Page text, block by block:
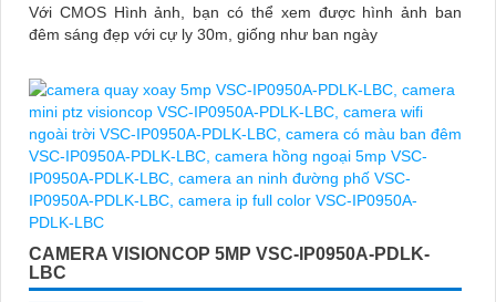
Với CMOS Hình ảnh, bạn có thể xem được hình ảnh ban
đêm sáng đẹp với cự ly 30m, giống như ban ngày
CAMERA VISIONCOP 5MP VSC-IP0950A-PDLK-
LBC